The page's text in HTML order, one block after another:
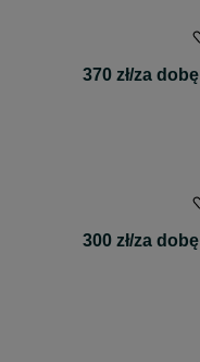
370 zł/za dobę
300 zł/za dobę